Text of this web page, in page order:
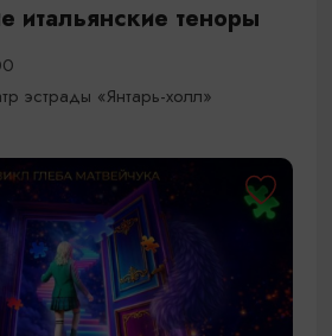
итальянские теноры
эстрады «Янтарь-холл»